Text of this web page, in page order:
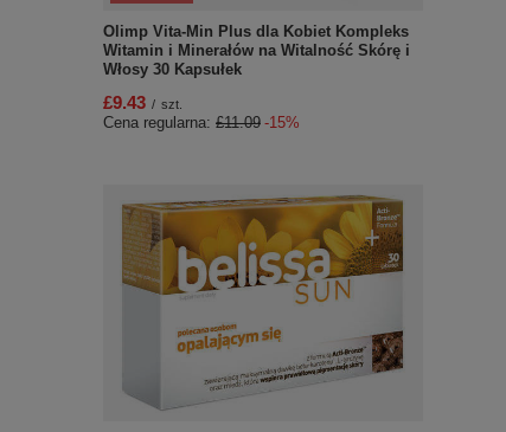
Olimp Vita-Min Plus dla Kobiet Kompleks
Witamin i Minerałów na Witalność Skórę i
Włosy 30 Kapsułek
£9.43 / szt.
Cena regularna: £11.09 -15%